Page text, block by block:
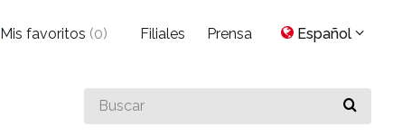
Buscar
algo
Mis favoritos (0) Filiales Prensa Español